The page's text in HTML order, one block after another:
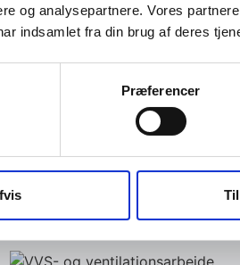
og analysepartnere. Vores
indsamlet fra din brug af deres
Præferencer
I Pharma industrien har vi i mere
samt dyrestalde.
Læs mere